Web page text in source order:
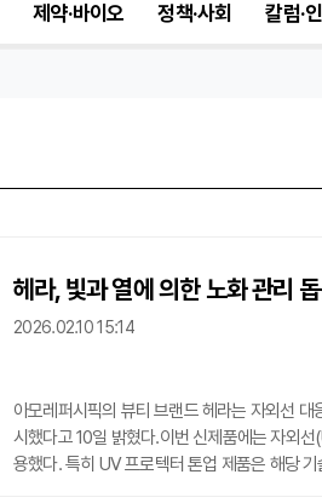
제약·바이오 정책·사회 칼럼·
헤라, 빛과 열에 의한 노화 관리
2026.02.10 15:14
아모레퍼시픽의 뷰티 브랜드 헤라는 자외선
시했다고 10일 밝혔다.이번 신제품에는 자외
용했다. 특히 UV 프로텍터 톤업 제품은 해당